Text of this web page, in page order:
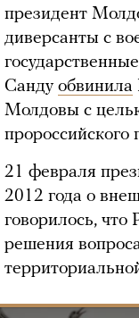
президент
диверсанты с
Санду обвинила
Молдовы с
пророссийского
21 февраля
2012 года о
говорилось, что
решения